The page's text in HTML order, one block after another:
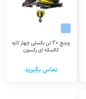
وینچ 20 تن بکسلی چهار کاره
کالسکه ای رکسون
تماس بگیرید